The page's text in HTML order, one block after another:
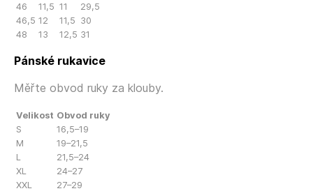
46
11,5 11
29,5
46,5 12 11,5 30
48
13 12,5 31
Pánské rukavice
Měřte obvod ruky za klouby.
Velikost Obvod ruky
S
16,5–19
M
19–21,5
L
21,5–24
XL
24–27
XXL
27–29